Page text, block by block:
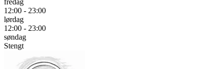
12:00 - 23:00
lørdag
12:00 - 23:00
søndag
Stengt